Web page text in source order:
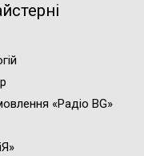
«Радіо BG»